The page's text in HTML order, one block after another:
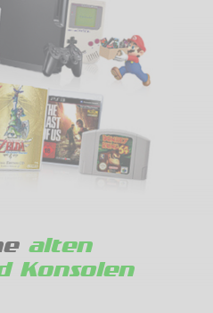
alten
Konsolen